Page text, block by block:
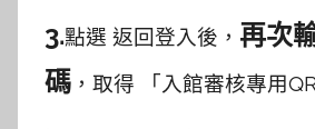
3.點選 返回登入後， 再次
碼 ，取得 「入館審核專用